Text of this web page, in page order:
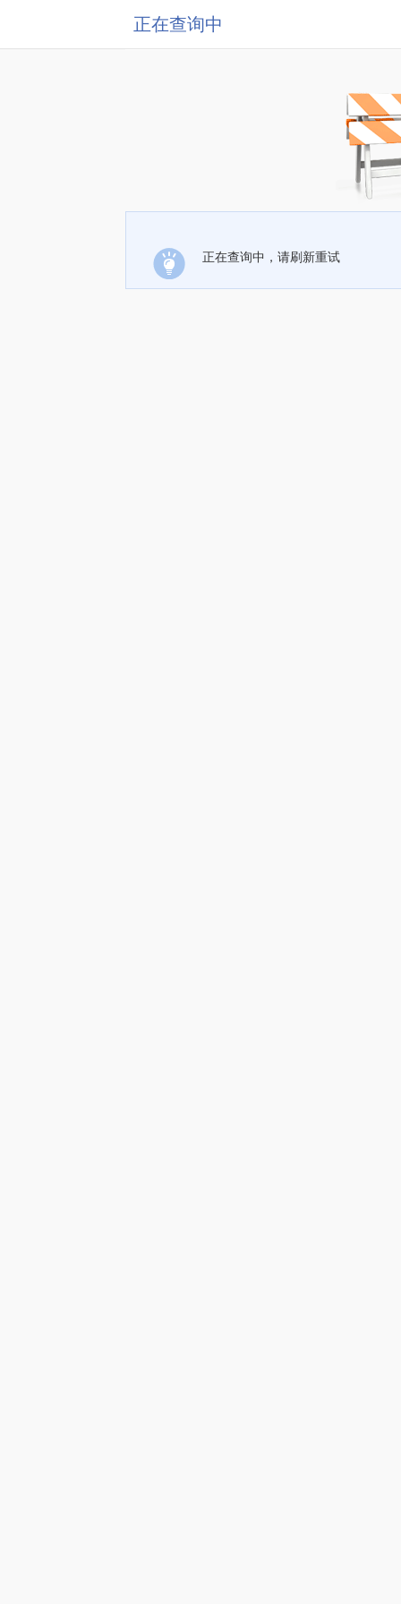
正在查询中
正在查询中，请刷新重试